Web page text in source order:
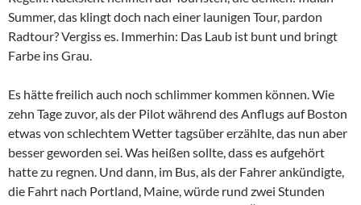
Summer, das klingt doch nach einer launigen Tour, pardon
Radtour? Vergiss es. Immerhin: Das Laub ist bunt und bringt
Farbe ins Grau.
Es hätte freilich auch noch schlimmer kommen können. Wie
zehn Tage zuvor, als der Pilot während des Anflugs auf Boston
etwas von schlechtem Wetter tagsüber erzählte, das nun aber
besser geworden sei. Was heißen sollte, dass es aufgehört
hatte zu regnen. Und dann, im Bus, als der Fahrer ankündigte,
die Fahrt nach Portland, Maine, würde rund zwei Stunden